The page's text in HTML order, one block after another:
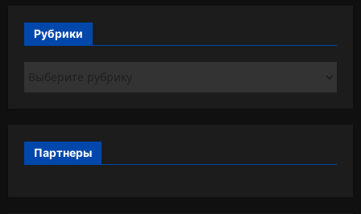
Рубрики
Партнеры